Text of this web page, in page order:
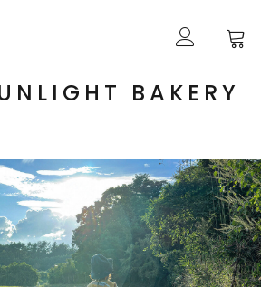
BAKERY
US
GUIDE
BLOG